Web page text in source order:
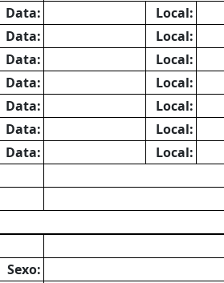
Data:
Local:
Data:
Local:
Data:
Local:
Data:
Local:
Data:
Local:
Data:
Local:
Data:
Local:
Sexo: